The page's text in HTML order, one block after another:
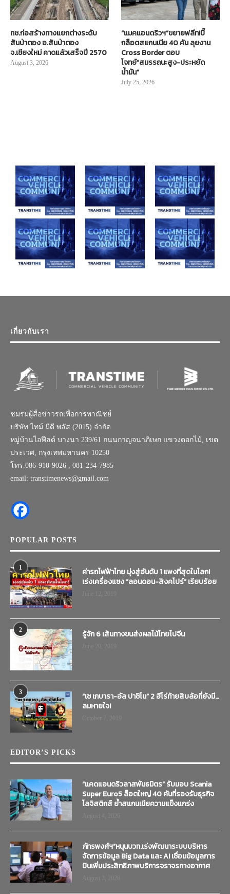
ทช.ก่อสร้างทางแยกต่างระดับ
สันป่าตอง อ.สันป่าตอง
จ.เชียงใหม่ คาดแล้วเสร็จปี 2570
August 3, 2026
“แมคแอนดริวฯ”ขยายฟลีท!บิ๊
กล็อตสแกนเนีย 40 คัน ลุยงาน
Cross Border ตอบ
โจทย์“สมรรถนะสูง-ประหยัด
น้ำมัน”
July 25, 2026
เกี่ยวกับเรา
ชมรมผู้สื่อข่าวรถเพื่อการพาณิชย์
บริษัท ไทม์ มีดี พลัส (2015) จำกัด
หมู่บ้านไอฟีลด์ บางนา 239/61 ถนนกาญจนาภิเษก แขวงดอกไม้, เขต
ประเวศ, กรุงเทพมหานคร 10250
โทร.086-910-9026 , 081-234-7985
email: transtimenews@gmail.com
POPULAR POSTS
1
ค่ารถไฟฟ้าไทย มุ่งสู่อันดับ 1 แพงที่สุดในโลก!
เร่งเครื่องแซง “ลอนดอน-สิงคโปร์” เรียบร้อย
2 รู้จัก 6 เส้นทางขนส่งผลไม้ไทยไปจีน
3
“เช เกบารา-อัล ปาชิโน” 2 ฮีโร่ท้ายสิบล้อที่ยังมี…
ลมหายใจ!
EDITOR’S PICKS
“แคดแอนดริวลาสพันธมิตร” รับมอบ Scania
Super Euro5 ล็อตใหญ่ 40 คันที่รองรับธุรกิจ
โลจิสติกส์ ย้ำสแกนเนียความแข็งแกร่ง
ภัทรพงศ์ฯ”หนุนบวท.เร่งพัฒนาระบบบริหาร
จัดการข้อมูล Big Data และ AI เชื่อมข้อมูลการ
บินเพิ่มประสิทธิภาพบริการจราจรทางอากาศ